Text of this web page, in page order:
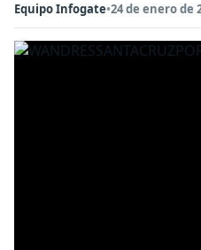
Equipo Infogate•24 de enero de